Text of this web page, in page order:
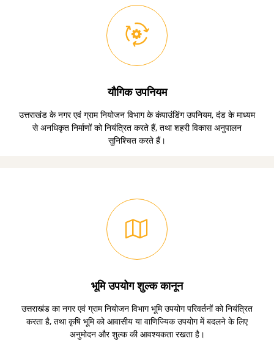
यौगिक उपनियम
उत्तराखंड के नगर एवं ग्राम नियोजन विभाग के कंपाउंडिंग उपनियम, दंड के माध्यम
से अनधिकृत निर्माणों को नियंत्रित करते हैं, तथा शहरी विकास अनुपालन
सुनिश्चित करते हैं।
भूमि उपयोग शुल्क कानून
उत्तराखंड का नगर एवं ग्राम नियोजन विभाग भूमि उपयोग परिवर्तनों को नियंत्रित
करता है, तथा कृषि भूमि को आवासीय या वाणिज्यिक उपयोग में बदलने के लिए
अनुमोदन और शुल्क की आवश्यकता रखता है।